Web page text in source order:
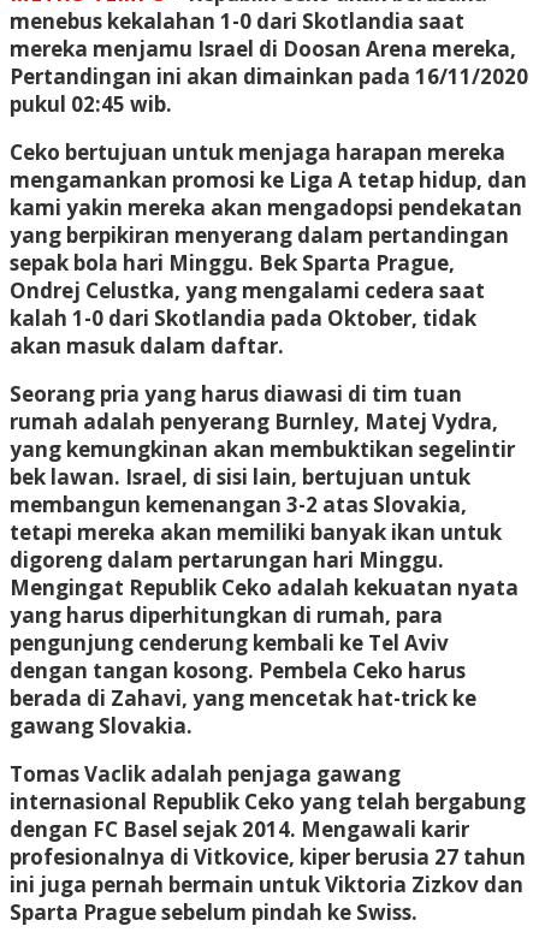
menebus kekalahan 1-0 dari Skotlandia saat
mereka menjamu Israel di Doosan Arena mereka,
Pertandingan ini akan dimainkan pada 16/11/2020
pukul 02:45 wib.
Ceko bertujuan untuk menjaga harapan mereka
mengamankan promosi ke Liga A tetap hidup, dan
kami yakin mereka akan mengadopsi pendekatan
yang berpikiran menyerang dalam pertandingan
sepak bola hari Minggu. Bek Sparta Prague,
Ondrej Celustka, yang mengalami cedera saat
kalah 1-0 dari Skotlandia pada Oktober, tidak
akan masuk dalam daftar.
Seorang pria yang harus diawasi di tim tuan
rumah adalah penyerang Burnley, Matej Vydra,
yang kemungkinan akan membuktikan segelintir
bek lawan. Israel, di sisi lain, bertujuan untuk
membangun kemenangan 3-2 atas Slovakia,
tetapi mereka akan memiliki banyak ikan untuk
digoreng dalam pertarungan hari Minggu.
Mengingat Republik Ceko adalah kekuatan nyata
yang harus diperhitungkan di rumah, para
pengunjung cenderung kembali ke Tel Aviv
dengan tangan kosong. Pembela Ceko harus
berada di Zahavi, yang mencetak hat-trick ke
gawang Slovakia.
Tomas Vaclik adalah penjaga gawang
internasional Republik Ceko yang telah bergabung
dengan FC Basel sejak 2014. Mengawali karir
profesionalnya di Vitkovice, kiper berusia 27 tahun
ini juga pernah bermain untuk Viktoria Zizkov dan
Sparta Prague sebelum pindah ke Swiss.